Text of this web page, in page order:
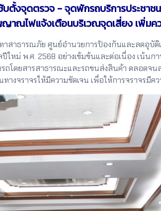
ตั้งจุดตรวจ - จุดพักรถบริการประชา
ไฟแจ้งเตือนบริเวณจุดเสี่ยง เพิ่มคว
ธารณภัย ศูนย์อำนวยการป้องกันและลดอุบัติ
หม่ พ.ศ. 2568 อย่างเข้มข้นและต่อเนื่อง เน้น
โดยสารสาธารณะและรถขนส่งสินค้า ตลอดจ
งจราจรให้มีความชัดเจน เพื่อให้การจราจรมี